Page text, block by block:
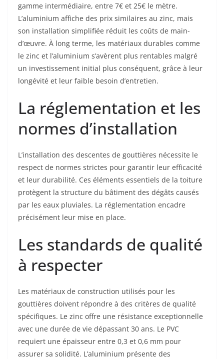
gamme intermédiaire, entre 7€ et 25€ le mètre.
L’aluminium affiche des prix similaires au zinc, mais
son installation simplifiée réduit les coûts de main-
d’œuvre. À long terme, les matériaux durables comme
le zinc et l’aluminium s’avèrent plus rentables malgré
un investissement initial plus conséquent, grâce à leur
longévité et leur faible besoin d’entretien.
La réglementation et les
normes d’installation
L’installation des descentes de gouttières nécessite le
respect de normes strictes pour garantir leur efficacité
et leur durabilité. Ces éléments essentiels de la toiture
protègent la structure du bâtiment des dégâts causés
par les eaux pluviales. La réglementation encadre
précisément leur mise en place.
Les standards de qualité
à respecter
Les matériaux de construction utilisés pour les
gouttières doivent répondre à des critères de qualité
spécifiques. Le zinc offre une résistance exceptionnelle
avec une durée de vie dépassant 30 ans. Le PVC
requiert une épaisseur entre 0,3 et 0,6 mm pour
assurer sa solidité. L’aluminium présente des